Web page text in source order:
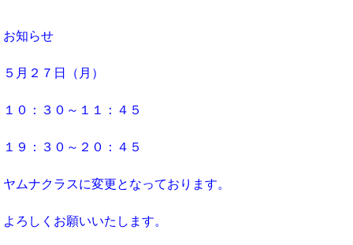
お知らせ
５月２７日（月）
１０：３０～１１：４５
１９：３０～２０：４５
ヤムナクラスに変更となっております。
よろしくお願いいたします。